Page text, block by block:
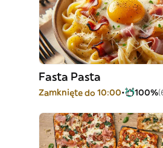
Fasta Pasta
Zamknięte do 10:00 100%